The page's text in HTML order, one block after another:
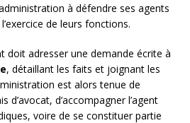
à défendre ses agents
de leurs fonctions.
doit adresser une demande écrite à
, détaillant les faits et joignant les
est alors tenue de
d’avocat, d’accompagner l’agent
voire de se constituer partie